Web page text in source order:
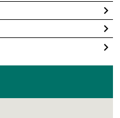
chevron_right
chevron_right
chevron_right